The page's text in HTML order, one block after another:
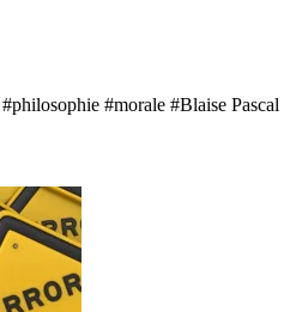
#philosophie #morale #Blaise Pascal